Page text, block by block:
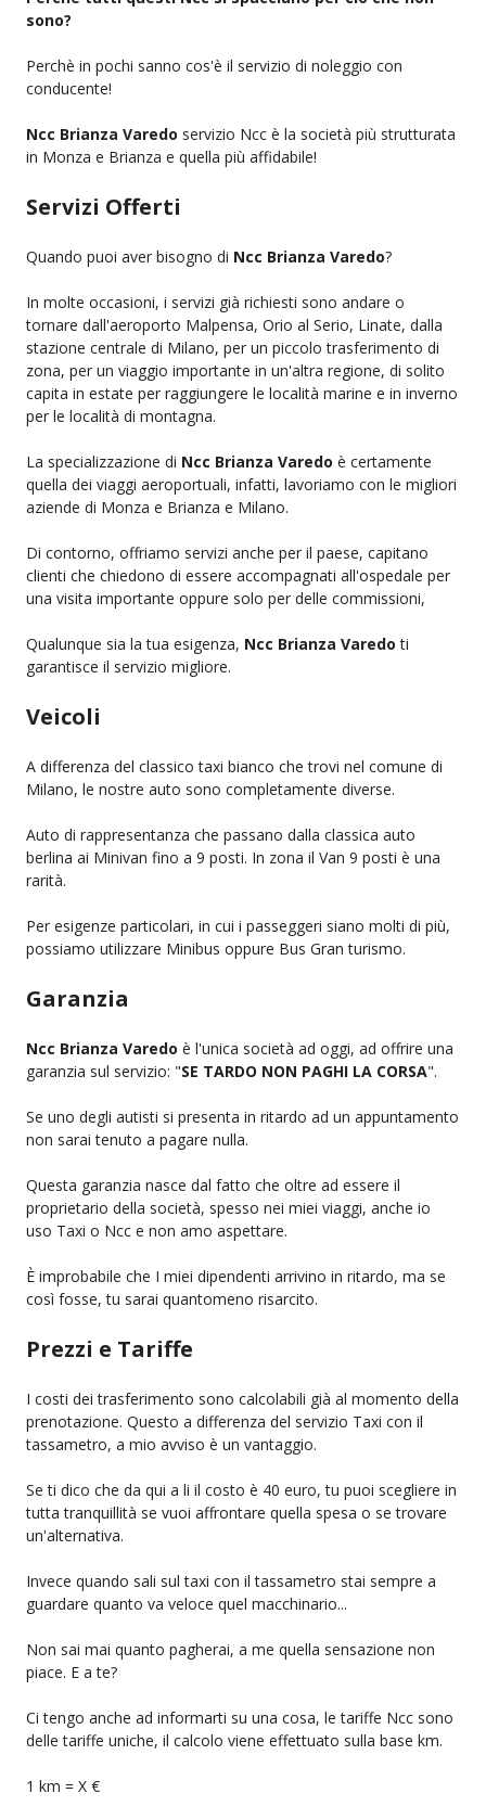
sono?
Perchè in pochi sanno cos'è il servizio di noleggio con
conducente!
Ncc Brianza Varedo servizio Ncc è la società più strutturata
in Monza e Brianza e quella più affidabile!
Servizi Offerti
Quando puoi aver bisogno di Ncc Brianza Varedo?
In molte occasioni, i servizi già richiesti sono andare o
tornare dall'aeroporto Malpensa, Orio al Serio, Linate, dalla
stazione centrale di Milano, per un piccolo trasferimento di
zona, per un viaggio importante in un'altra regione, di solito
capita in estate per raggiungere le località marine e in inverno
per le località di montagna.
La specializzazione di Ncc Brianza Varedo è certamente
quella dei viaggi aeroportuali, infatti, lavoriamo con le migliori
aziende di Monza e Brianza e Milano.
Di contorno, offriamo servizi anche per il paese, capitano
clienti che chiedono di essere accompagnati all'ospedale per
una visita importante oppure solo per delle commissioni,
Qualunque sia la tua esigenza, Ncc Brianza Varedo ti
garantisce il servizio migliore.
Veicoli
A differenza del classico taxi bianco che trovi nel comune di
Milano, le nostre auto sono completamente diverse.
Auto di rappresentanza che passano dalla classica auto
berlina ai Minivan fino a 9 posti. In zona il Van 9 posti è una
rarità.
Per esigenze particolari, in cui i passeggeri siano molti di più,
possiamo utilizzare Minibus oppure Bus Gran turismo.
Garanzia
Ncc Brianza Varedo è l'unica società ad oggi, ad offrire una
garanzia sul servizio: "SE TARDO NON PAGHI LA CORSA".
Se uno degli autisti si presenta in ritardo ad un appuntamento
non sarai tenuto a pagare nulla.
Questa garanzia nasce dal fatto che oltre ad essere il
proprietario della società, spesso nei miei viaggi, anche io
uso Taxi o Ncc e non amo aspettare.
È improbabile che I miei dipendenti arrivino in ritardo, ma se
così fosse, tu sarai quantomeno risarcito.
Prezzi e Tariffe
I costi dei trasferimento sono calcolabili già al momento della
prenotazione. Questo a differenza del servizio Taxi con il
tassametro, a mio avviso è un vantaggio.
Se ti dico che da qui a li il costo è 40 euro, tu puoi scegliere in
tutta tranquillità se vuoi affrontare quella spesa o se trovare
un'alternativa.
Invece quando sali sul taxi con il tassametro stai sempre a
guardare quanto va veloce quel macchinario...
Non sai mai quanto pagherai, a me quella sensazione non
piace. E a te?
Ci tengo anche ad informarti su una cosa, le tariffe Ncc sono
delle tariffe uniche, il calcolo viene effettuato sulla base km.
1 km = X €